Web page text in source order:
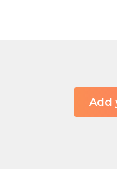
Add